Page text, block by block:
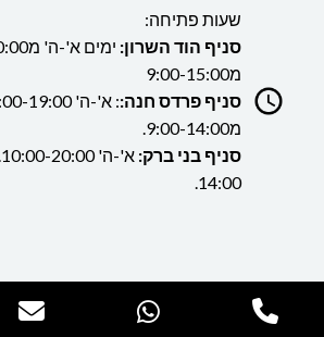
שעות פתיחה:
סניף הוד השרון:
מ9:00-15:00
סניף פרדס חנה:
מ9:00-14:00.
סניף בני ברק:
14:00.
כל הזכויות שמורות ללה גן